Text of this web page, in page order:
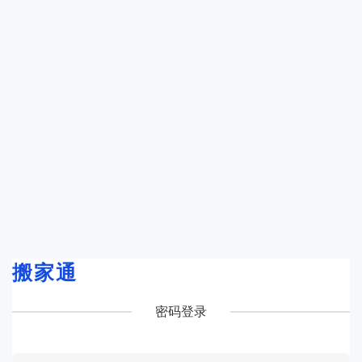
搬家通
密码登录